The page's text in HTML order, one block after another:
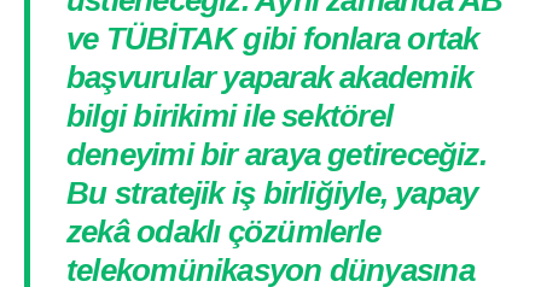
ve TÜBİTAK gibi fonlara ortak
başvurular yaparak akademik
bilgi birikimi ile sektörel
deneyimi bir araya getireceğiz.
Bu stratejik iş birliğiyle, yapay
zekâ odaklı çözümlerle
telekomünikasyon dünyasına